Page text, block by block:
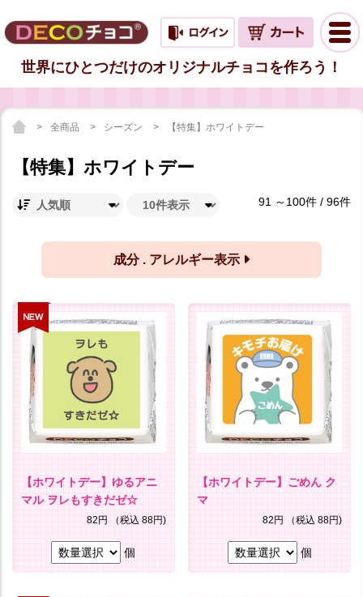
世界にひとつだけのオリジナルチョコを作ろう！
全商品 シーズン 【特集】ホワイトデー
【特集】ホワイトデー
91 ～100件 / 96件
成分 . アレルギー表示
【ホワイトデー】ゆるアニ
マル ヲレもすきだゼ☆
82円 （税込 88円)
個
【ホワイトデー】ごめん ク
マ
82円 （税込 88円)
個